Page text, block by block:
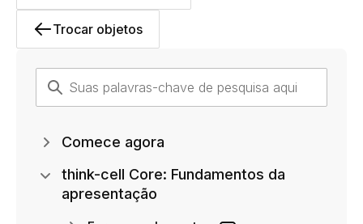
Trocar objetos
Comece agora
think-cell Core: Fundamentos da
apresentação